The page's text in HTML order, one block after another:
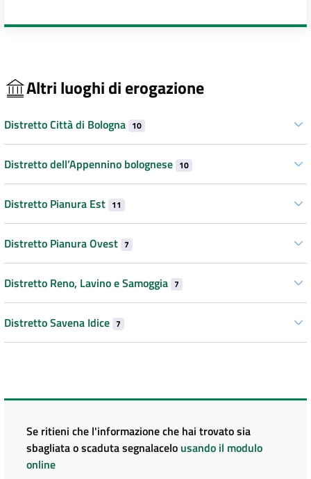
Altri luoghi di erogazione
Distretto Città di Bologna 10
Distretto dell’Appennino bolognese 10
Distretto Pianura Est 11
Distretto Pianura Ovest 7
Distretto Reno, Lavino e Samoggia 7
Distretto Savena Idice 7
Se ritieni che l'informazione che hai trovato sia
sbagliata o scaduta segnalacelo usando il modulo
online